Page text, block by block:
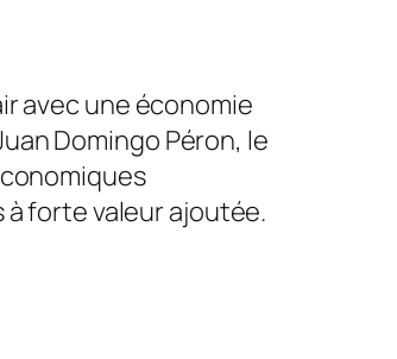
avec une économie
Domingo Péron, le
forte valeur ajoutée.